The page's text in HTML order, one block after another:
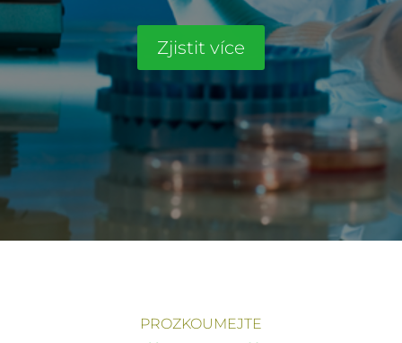
Zjistit více
PROZKOUMEJTE